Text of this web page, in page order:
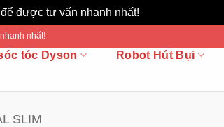
được tư vấn nhanh nhất!
nhất!
tóc Dyson Robot Hút Bụi
SLIM